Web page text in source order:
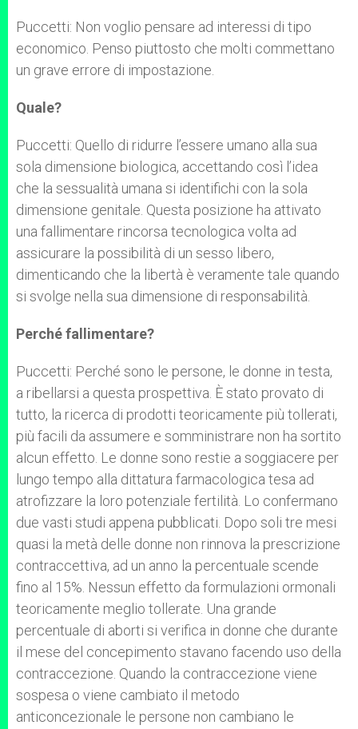
Puccetti: Non voglio pensare ad interessi di tipo
economico. Penso piuttosto che molti commettano
un grave errore di impostazione.
Quale?
Puccetti: Quello di ridurre l’essere umano alla sua
sola dimensione biologica, accettando così l’idea
che la sessualità umana si identifichi con la sola
dimensione genitale. Questa posizione ha attivato
una fallimentare rincorsa tecnologica volta ad
assicurare la possibilità di un sesso libero,
dimenticando che la libertà è veramente tale quando
si svolge nella sua dimensione di responsabilità.
Perché fallimentare?
Puccetti: Perché sono le persone, le donne in testa,
a ribellarsi a questa prospettiva. È stato provato di
tutto, la ricerca di prodotti teoricamente più tollerati,
più facili da assumere e somministrare non ha sortito
alcun effetto. Le donne sono restie a soggiacere per
lungo tempo alla dittatura farmacologica tesa ad
atrofizzare la loro potenziale fertilità. Lo confermano
due vasti studi appena pubblicati. Dopo soli tre mesi
quasi la metà delle donne non rinnova la prescrizione
contraccettiva, ad un anno la percentuale scende
fino al 15%. Nessun effetto da formulazioni ormonali
teoricamente meglio tollerate. Una grande
percentuale di aborti si verifica in donne che durante
il mese del concepimento stavano facendo uso della
contraccezione. Quando la contraccezione viene
sospesa o viene cambiato il metodo
anticoncezionale le persone non cambiano le